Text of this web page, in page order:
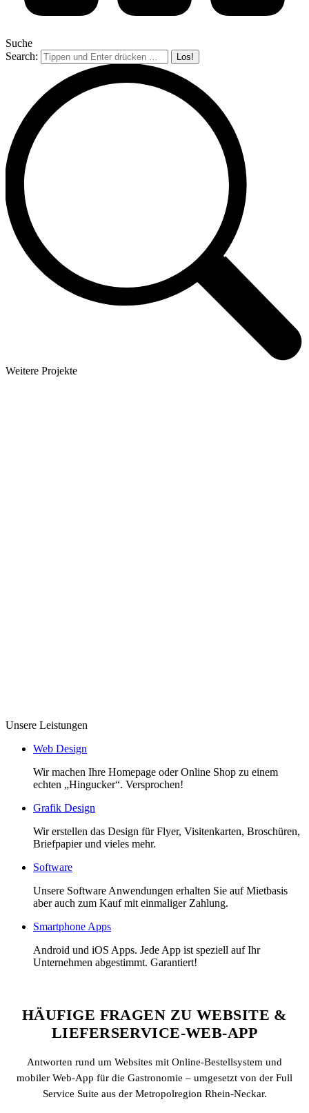
Suche
Search:
Weitere Projekte
Unsere Leistungen
Web Design
Wir machen Ihre Homepage oder Online Shop zu einem
echten „Hingucker“. Versprochen!
Grafik Design
Wir erstellen das Design für Flyer, Visitenkarten, Broschüren,
Briefpapier und vieles mehr.
Software
Unsere Software Anwendungen erhalten Sie auf Mietbasis
aber auch zum Kauf mit einmaliger Zahlung.
Smartphone Apps
Android und iOS Apps. Jede App ist speziell auf Ihr
Unternehmen abgestimmt. Garantiert!
HÄUFIGE FRAGEN ZU WEBSITE &
LIEFERSERVICE-WEB-APP
Antworten rund um Websites mit Online-Bestellsystem und
mobiler Web-App für die Gastronomie – umgesetzt von der Full
Service Suite aus der Metropolregion Rhein-Neckar.